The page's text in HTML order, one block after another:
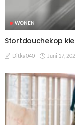
WONEN
Stortdouchekop
Ditka040 Juni 17,